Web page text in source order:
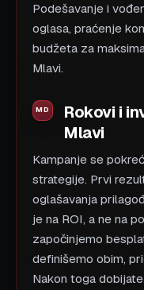
Podešavanje i
oglasa, praćenje
budžeta za
Mlavi.
Rokovi i
Mlavi
Kampanje se
strategije. Prvi
oglašavanja
je na ROI, a ne na
započinjemo
definišemo obim,
Nakon toga